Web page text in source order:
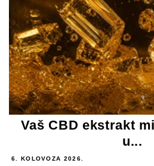
Vaš CBD ekstrakt
u...
6. KOLOVOZA 2026.